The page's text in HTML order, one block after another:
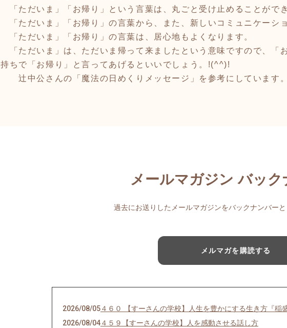
「ただいま」「お帰り」という言葉は、丸ごと受け止めることができ
「ただいま」「お帰り」の言葉から、また、新しいコミュニケーシ
「ただいま」「お帰り」の言葉は、居心地もよくなります。
「ただいま」は、ただいま帰って来ましたという意味ですので、「
持ちで「お帰り」と言ってあげるといいでしょう。!(^^)!
辻中公さんの「魔法の日めくりメッセージ」を参考にしています。
メールマガジン バック
過去にお送りしたメールマガジンをバックナンバーと
メルマガを購読する
2026/08/05４６０ 【すーさんの学校】人生を豊かにする生き方『
2026/08/04４５９【すーさんの学校】人を感動させる話し方